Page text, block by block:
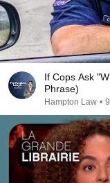
If Cops Ask
Phrase)
Hampton Law •